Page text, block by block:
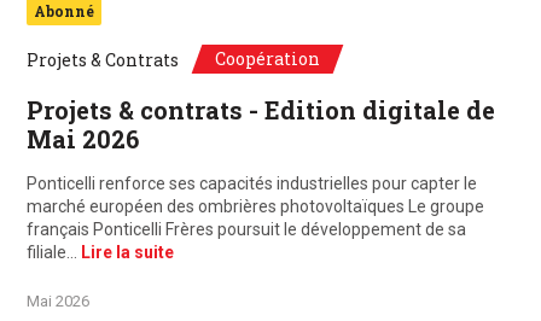
Abonné
Projets & Contrats Coopération
Projets & contrats - Edition digitale de
Mai 2026
Ponticelli renforce ses capacités industrielles pour capter le
marché européen des ombrières photovoltaïques Le groupe
français Ponticelli Frères poursuit le développement de sa
filiale…
Lire la suite
Mai 2026